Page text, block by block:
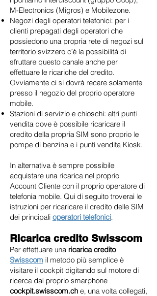
M-Electronics (Migros) e Mobilezone.
Negozi degli operatori telefonici: per i
clienti prepagati degli operatori che
possiedono una propria rete di negozi sul
territorio svizzero c’è la possibilità di
sfruttare questo canale anche per
effettuare le ricariche del credito.
Ovviamente ci si dovrà recare solamente
presso il negozio del proprio operatore
mobile.
Stazioni di servizio e chioschi: altri punti
vendita dove è possibile ricaricare il
credito della propria SIM sono proprio le
pompe di benzina e i punti vendita Kiosk.
In alternativa è sempre possibile
acquistare una ricarica nel proprio
Account Cliente con il proprio operatore di
telefonia mobile. Qui di seguito troverai le
istruzioni per ricaricare il credito delle SIM
dei principali operatori telefonici.
Ricarica credito Swisscom
Per effettuare una ricarica credito
Swisscom il metodo più semplice è
visitare il cockpit digitando sul motore di
ricerca dal proprio smarphone
cockpit.swisscom.ch e, una volta collegati,